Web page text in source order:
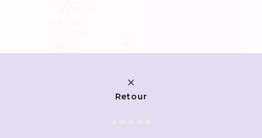
Retour